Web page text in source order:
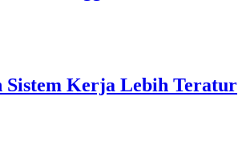
Sistem Kerja Lebih Teratur